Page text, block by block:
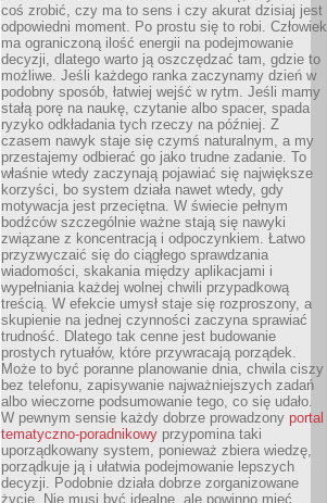
coś zrobić, czy ma to sens i czy akurat dzisiaj jest
odpowiedni moment. Po prostu się to robi. Człowiek
ma ograniczoną ilość energii na podejmowanie
decyzji, dlatego warto ją oszczędzać tam, gdzie to
możliwe. Jeśli każdego ranka zaczynamy dzień w
podobny sposób, łatwiej wejść w rytm. Jeśli mamy
stałą porę na naukę, czytanie albo spacer, spada
ryzyko odkładania tych rzeczy na później. Z
czasem nawyk staje się czymś naturalnym, a my
przestajemy odbierać go jako trudne zadanie. To
właśnie wtedy zaczynają pojawiać się największe
korzyści, bo system działa nawet wtedy, gdy
motywacja jest przeciętna. W świecie pełnym
bodźców szczególnie ważne stają się nawyki
związane z koncentracją i odpoczynkiem. Łatwo
przyzwyczaić się do ciągłego sprawdzania
wiadomości, skakania między aplikacjami i
wypełniania każdej wolnej chwili przypadkową
treścią. W efekcie umysł staje się rozproszony, a
skupienie na jednej czynności zaczyna sprawiać
trudność. Dlatego tak cenne jest budowanie
prostych rytuałów, które przywracają porządek.
Może to być poranne planowanie dnia, chwila ciszy
bez telefonu, zapisywanie najważniejszych zadań
albo wieczorne podsumowanie tego, co się udało.
W pewnym sensie każdy dobrze prowadzony portal
tematyczno-poradnikowy przypomina taki
uporządkowany system, ponieważ zbiera wiedzę,
porządkuje ją i ułatwia podejmowanie lepszych
decyzji. Podobnie działa dobrze zorganizowane
życie. Nie musi być idealne, ale powinno mieć